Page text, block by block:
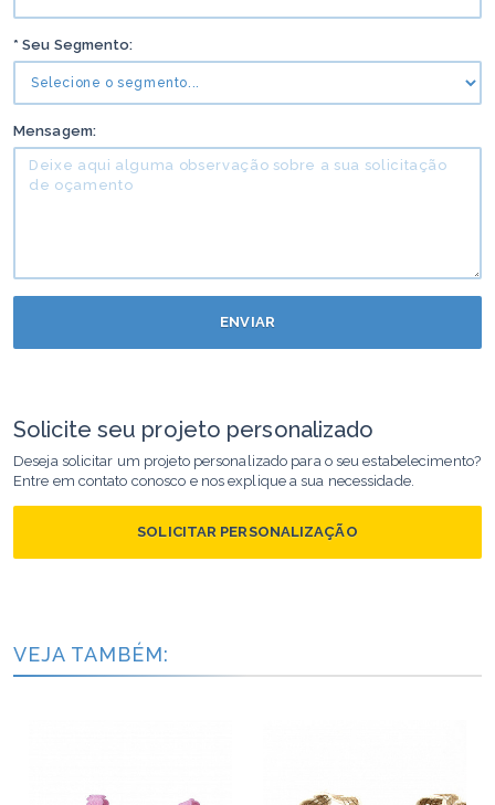
* Seu Segmento:
Mensagem:
ENVIAR
Solicite seu projeto personalizado
Deseja solicitar um projeto personalizado para o seu estabelecimento?
Entre em contato conosco e nos explique a sua necessidade.
SOLICITAR PERSONALIZAÇÃO
VEJA TAMBÉM: